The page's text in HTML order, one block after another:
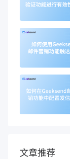
文章推荐